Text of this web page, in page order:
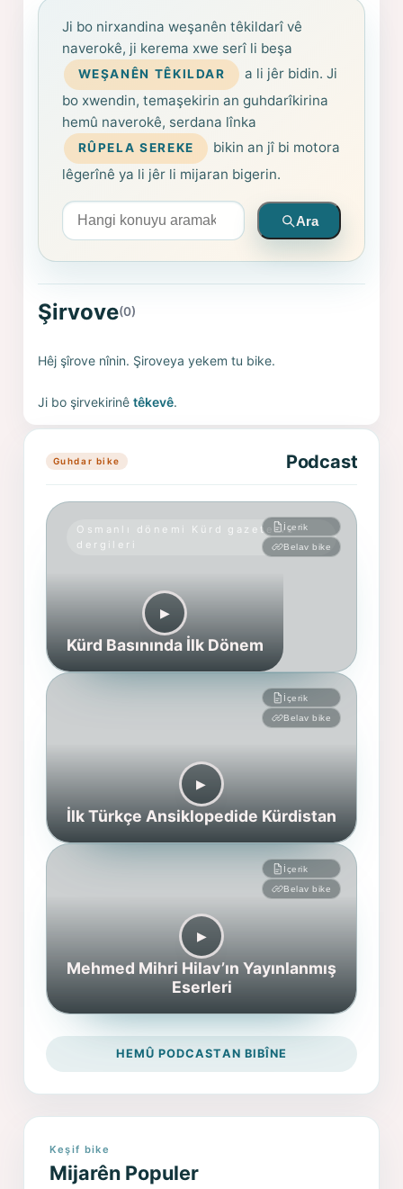
Ji bo nirxandina weşanên têkildarî vê
naverokê, ji kerema xwe serî li beşa
WEŞANÊN TÊKILDAR
a li jêr bidin. Ji
bo xwendin, temaşekirin an guhdarîkirina
hemû naverokê, serdana lînka
RÛPELA SEREKE
bikin an jî bi motora
lêgerînê ya li jêr li mijaran bigerin.
Arama yapın
Ara
Şirvove(0)
Hêj şîrove nînin. Şiroveya yekem tu bike.
Ji bo şirvekirinêtêkevê.
Guhdar bike Podcast
Osmanlı dönemi Kürd gazete ve
dergileri
İçerik
Belav bike
▶︎
Kürd Basınında İlk Dönem
İçerik
Belav bike
▶︎
İlk Türkçe Ansiklopedide Kürdistan
İçerik
Belav bike
▶︎
Mehmed Mihri Hilav’ın Yayınlanmış
Eserleri
HEMÛ PODCASTAN BIBÎNE
Keşif bike
Mijarên Populer